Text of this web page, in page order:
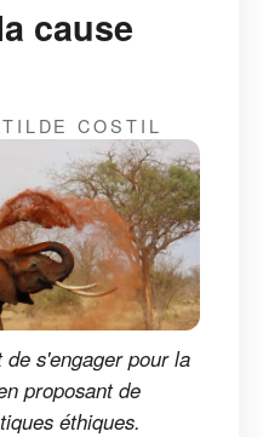
cause
COSTIL
s'engager pour la
proposant de
éthiques.